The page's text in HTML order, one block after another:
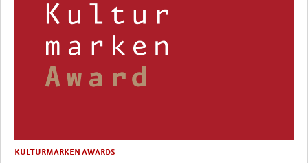
KULTURMARKEN AWARDS